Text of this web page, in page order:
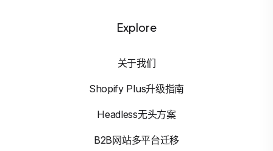
Explore
关于我们
Shopify Plus升级指南
Headless无头方案
B2B网站多平台迁移